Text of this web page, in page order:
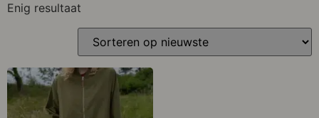
Enig resultaat